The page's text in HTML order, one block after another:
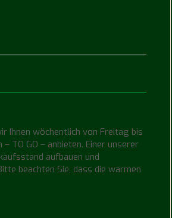
Ihnen wöchentlich von Freitag bis
TO GO – anbieten. Einer unserer
aufbauen und
beachten Sie, dass die warmen